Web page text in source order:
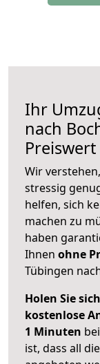
Ihr
nach
Preiswert
Wir
stressig
helfen, sich
machen zu
haben
Ihnen ohne
Tübingen
Holen Sie
kostenlose
1 Minuten
ist, dass all